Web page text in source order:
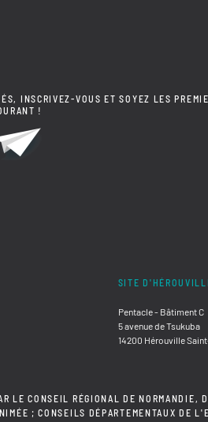
INSCRIVEZ-VOUS ET SOYEZ LES
!
SITE
Pentacle - Bâtiment C
5 avenue de Tsukuba
14200 Hérouville
LE CONSEIL RÉGIONAL DE
; CONSEILS DÉPARTEMENTAUX DE